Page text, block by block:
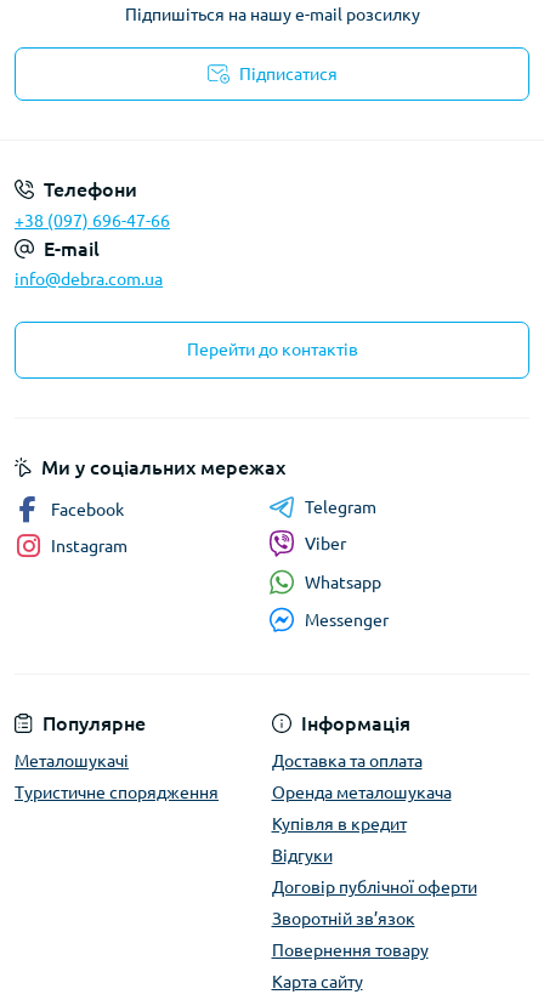
Підпишіться на нашу e-mail розсилку
Підписатися
Телефони
+38 (097) 696-47-66
E-mail
info@debra.com.ua
Перейти до контактів
Популярне
Металошукачі
Туристичне спорядження
Інформація
Доставка та оплата
Оренда металошукача
Купівля в кредит
Відгуки
Договір публічної оферти
Зворотній зв’язок
Повернення товару
Карта сайту
Ми у соціальних мережах
Facebook
Instagram
Telegram
Viber
Whatsapp
Messenger